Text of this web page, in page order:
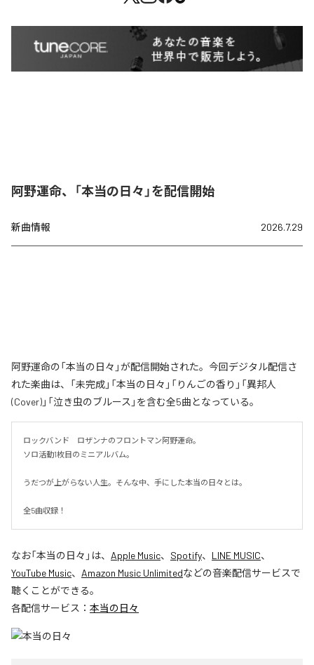
阿野運命、「本当の日々」を配信開始
新曲情報 2026.7.29
阿野運命の「本当の日々」が配信開始された。今回デジタル配信さ
れた楽曲は、「未完成」「本当の日々」「りんごの香り」「異邦人
(Cover)」「泣き虫のブルース」を含む全5曲となっている。
ロックバンド　ロザンナのフロントマン阿野運命。
ソロ活動1枚目のミニアルバム。
うだつが上がらない人生。そんな中、手にした本当の日々とは。
全5曲収録！
なお「本当の日々 」は、 Apple Music、 Spotify、 LINE MUSIC、
YouTube Music、 Amazon Music Unlimitedなどの音楽配信サービスで
聴くことができる。
各配信サービス： 本当の日々